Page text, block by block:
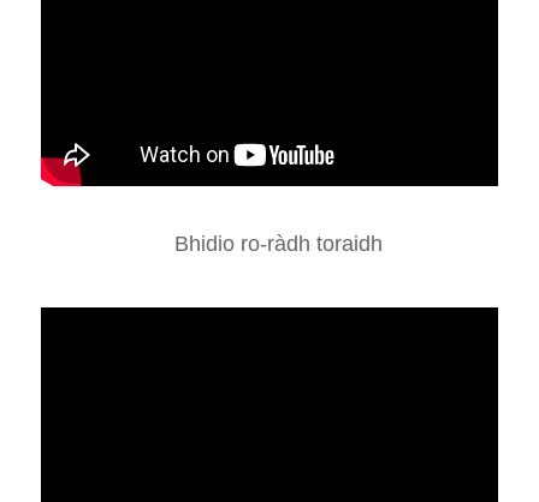
Bhidio ro-ràdh toraidh